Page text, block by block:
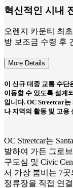
혁신적인 시내
오렌지 카운티 최
방 보조금 수령 후
More Details
이 신규 대중 교통 수단
이동할 수 있도록 설계
입니다. OC Streetcar
나 지역의 활동 및 고용
OC Streetcar는
발하여 가든 그로
구도심 및 Civic
서 가장 붐비는 7
정류장을 직접 연